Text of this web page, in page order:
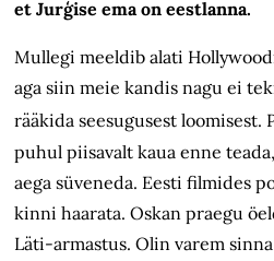
et Jurģise ema on eestlanna.
Mullegi meeldib alati
aga siin meie kandis nagu ei
rääkida seesugusest loomisest.
puhul piisavalt kaua enne
aega süveneda. Eesti filmides
kinni haarata. Oskan praegu
Läti-armastus. Olin varem